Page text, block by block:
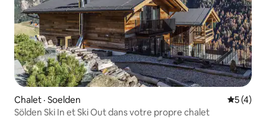
Chalet · Soelden Note
5 (4)
Sölden Ski In et Ski Out dans votre propre chalet